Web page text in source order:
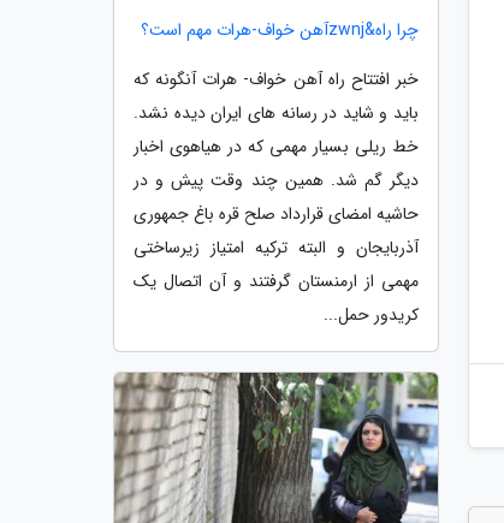
چرا راه&zwnjآهن خواف-هرات مهم است؟
خبر افتتاح راه آهن خواف- هرات آنگونه که
باید و شاید در رسانه های ایران دیده نشد.
خط ریلی بسیار مهمی که در هیاهوی اخبار
دیگر گم شد. همین چند وقت پیش و در
حاشیه امضای قرارداد صلح قره باغ جمهوری
آذربایجان و البته ترکیه امتیاز زیرساختی
مهمی از ارمنستان گرفتند و آن اتصال یک
کریدور حمل...